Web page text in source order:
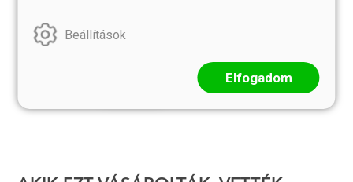
Eredeti ár:4 299.-
Beállítások
Elfogadom